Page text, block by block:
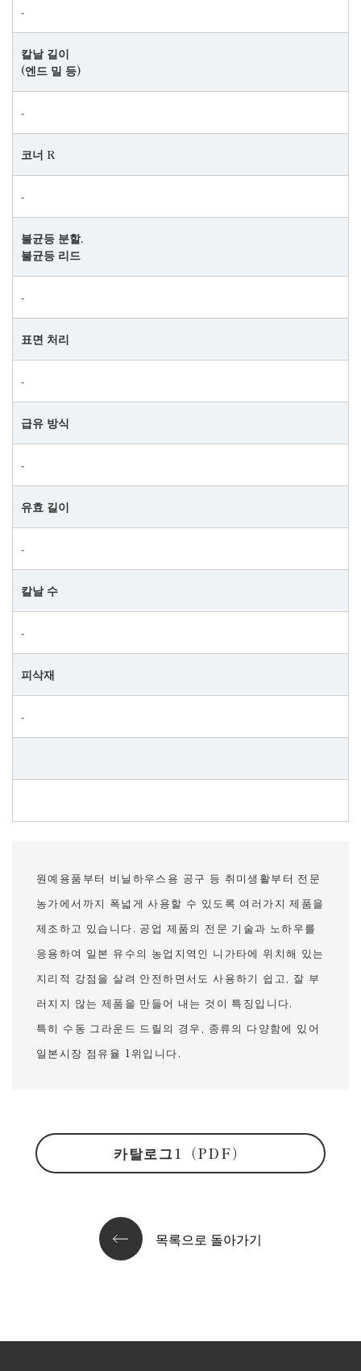
‐
칼날 길이
(엔드 밀 등)
‐
코너 R
‐
불균등 분할,
불균등 리드
‐
표면 처리
‐
급유 방식
‐
유효 길이
‐
칼날 수
‐
피삭재
‐
원예용품부터 비닐하우스용 공구 등 취미생활부터 전문
농가에서까지 폭넓게 사용할 수 있도록 여러가지 제품을
제조하고 있습니다. 공업 제품의 전문 기술과 노하우를
응용하여 일본 유수의 농업지역인 니가타에 위치해 있는
지리적 강점을 살려 안전하면서도 사용하기 쉽고, 잘 부
러지지 않는 제품을 만들어 내는 것이 특징입니다.
특히 수동 그라운드 드릴의 경우, 종류의 다양함에 있어
일본시장 점유율 1위입니다.
카탈로그1（PDF）
목록으로 돌아가기